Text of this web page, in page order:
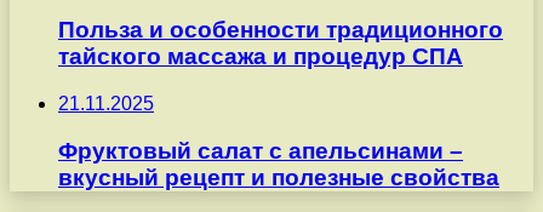
Польза и особенности традиционного
тайского массажа и процедур СПА
21.11.2025
Фруктовый салат с апельсинами –
вкусный рецепт и полезные свойства